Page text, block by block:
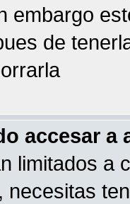
embargo
de
accesar a
limitados a
necesitas